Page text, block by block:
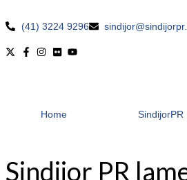
(41) 3224 9296
Home SindijorPR
Sindijor PR